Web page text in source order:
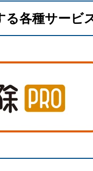
る各種サービ